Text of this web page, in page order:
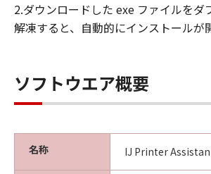
2.ダウンロードした exe ファイルをダ
解凍すると、自動的にインストールが
ソフトウエア概要
名称 IJ Printer